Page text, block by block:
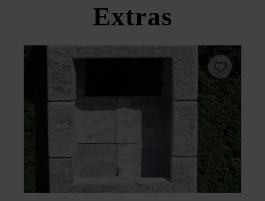
Extras